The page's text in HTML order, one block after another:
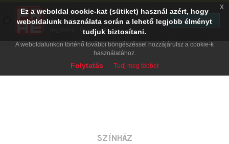
SZÍNHÁZ
Ez a weboldal cookie-kat (sütiket) használ azért, hogy
weboldalunk használata során a lehető legjobb élményt
tudjuk biztosítani.
A weboldalunkon történő további böngészéssel hozzájárulsz a cookie-k
használatához.
Folytatás Tudj meg többet
x
PRAE.HU
Digital Evolution
Ingyenes - Google Play
TELEPÍTÉS